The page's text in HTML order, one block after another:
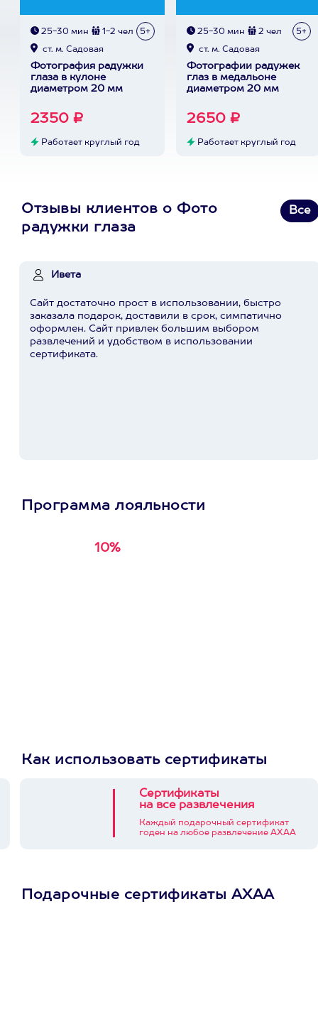
25-30 мин 1-2 чел 5+
ст. м. Садовая
Фотография радужки
глаза в кулоне
диаметром 20 мм
2350 ₽
Работает круглый год
25-30 мин 2 чел 5+
ст. м. Садовая
Фотографии радужек
глаз в медальоне
диаметром 20 мм
2650 ₽
Работает круглый год
Отзывы клиентов о Фото
радужки глаза
Все
Ивета
Сайт достаточно прост в использовании, быстро
заказала подарок, доставили в срок, симпатично
оформлен. Сайт привлек большим выбором
развлечений и удобством в использовании
сертификата.
Программа лояльности
10%
Как использовать сертификаты
Сертификаты
на все развлечения
Каждый подарочный сертификат
годен на любое развлечение АХАА
Подарочные сертификаты АХАА